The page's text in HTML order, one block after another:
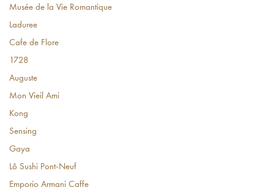
Musée de la Vie Romantique
Laduree
Cafe de Flore
1728
Auguste
Mon Vieil Ami
Kong
Sensing
Gaya
Lô Sushi Pont-Neuf
Emporio Armani Caffe